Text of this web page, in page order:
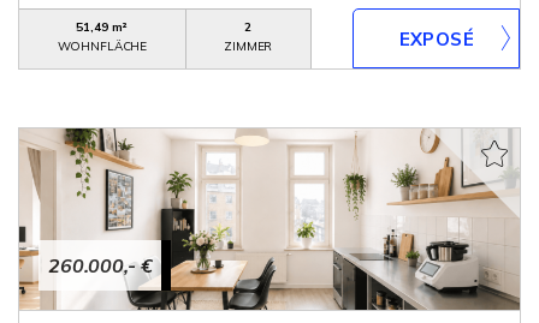
51,49 m²
WOHNFLÄCHE
2
ZIMMER
260.000,- €